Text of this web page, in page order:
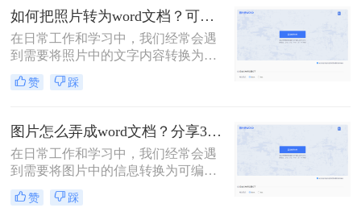
文档并不能实现文字内容的编辑，因
此我们需要将图片转换成可编辑的
Word文档。本文将详细介绍图片怎么
转换成word文档的几种方法，并给出
具体的操作步骤和注意事项。
如何把照片转为word文档？可以试试这三个方法！
在日常工作和学习中，我们经常会遇
到需要将照片中的文字内容转换为可
编辑的Word文档的情况。这可能是因
为照片中的文字信息对我们非常重
享。那么如何把照片转为word文档
呢？下面，我将详细介绍几种将照片
转为Word文档的方法，并给出具体的
操作步骤。
赞 踩
图片怎么弄成word文档？分享3种简单方法，轻松搞定!
在日常工作和学习中，我们经常会遇
到需要将图片中的信息转换为可编辑
的Word文档的情况。无论是扫描的文
档、截图还是照片，我们都希望能够
赞 踩